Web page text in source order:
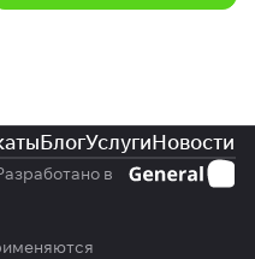
БлогУслугиНовости
в